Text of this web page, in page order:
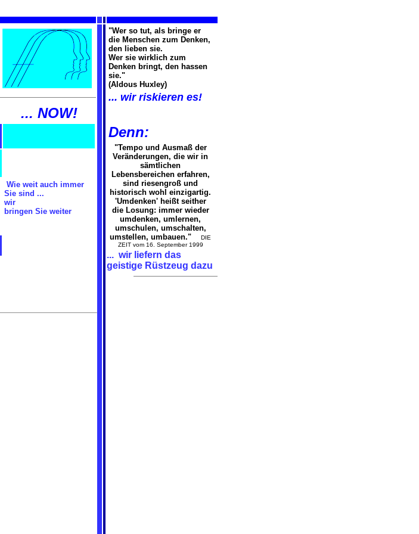
... NOW!
Wie weit auch immer
Sie sind ...
wir
bringen Sie weiter
"Wer so tut, als bringe er
die Menschen zum Denken,
den lieben sie.
Wer sie wirklich zum
Denken bringt, den hassen
sie."
(Aldous Huxley)
... wir riskieren es!
Denn:
"Tempo und Ausmaß der
Veränderungen, die wir in
sämtlichen
Lebensbereichen erfahren,
sind riesengroß und
historisch wohl einzigartig.
'Umdenken' heißt seither
die Losung: immer wieder
umdenken, umlernen,
umschulen, umschalten,
umstellen, umbauen."
DIE
ZEIT vom 16. September 1999
... wir liefern das
geistige Rüstzeug dazu